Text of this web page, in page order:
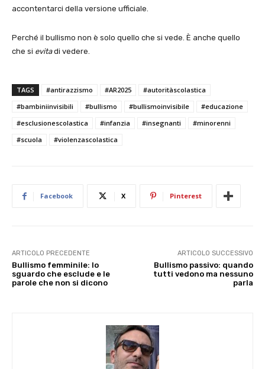
accontentarci della versione ufficiale.
Perché il bullismo non è solo quello che si vede. È anche quello
che si evitadi vedere.
TAGS #antirazzismo #AR2025
#autoritàscolastica
#bambiniinvisibili
#bullismo #bullismoinvisibile
#educazione
#esclusionescolastica
#infanzia #insegnanti
#minorenni
#scuola
#violenzascolastica
Facebook X Pinterest
ARTICOLO PRECEDENTE
Bullismo femminile: lo
sguardo che esclude e le
parole che non si dicono
ARTICOLO SUCCESSIVO
Bullismo passivo: quando
tutti vedono ma nessuno
parla